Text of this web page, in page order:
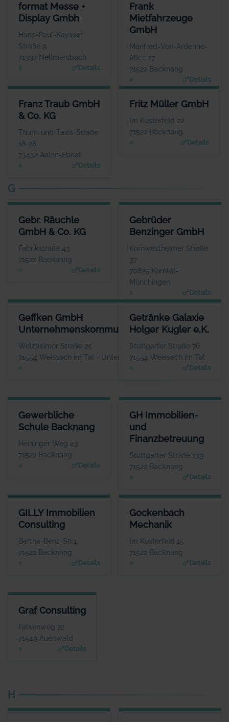
format Messe +
Display Gmbh
Hans-Paul-Kaysser
Straße 9
71397 Nellmersbach
Details
FORMAT MESSE + DISPLAY GMBH
ANSPRECHPARTNER
Frau Miriam Görner
www.formatdisplay.de
Frank
Mietfahrzeuge
GmbH
Manfred-Von-Ardenne-
Allee 17
71522 Backnang
Details
FRANK MIETFAHRZEUGE
Frau Janine
Franz Traub GmbH
& Co. KG
Thurn-und-Taxis-Straße
18-28
73432 Aalen-Ebnat
Details
FRANZ TRAUB GMBH & CO. KG
Herr Tobias Zehnder
WEBSITE
www.franz-traub.de
Fritz Müller GmbH
Im Kusterfeld 22
71522 Backnang
Details
FRITZ MÜLLER GMBH
Herr Manfred Böhret
www.fritzmueller.biz
G
Gebr. Räuchle
GmbH & Co. KG
Fabrikstraße 43
71522 Backnang
Details
GEBR. RÄUCHLE GMBH & CO. KG
Herr Maximilian Räuchle
www.raeuchle.com
Gebrüder
Benzinger GmbH
Kornwestheimer Straße
37
70825 Korntal-
Münchingen
Details
GEBRÜDER BENZINGER GMBH
ANSPRECHPARTNER
Herr Patrik Diewald
WEBSITE
www.gebrueder-benzinger.d
Geffken GmbH
Unternehmenskommunikation
Welzheimer Straße 25
71554 Weissach im Tal - Unterweissach
GEFFKEN GMBH UNTERNEHMENSKOMMUNIKATION
ANSPRECHPARTNER
Herr Thomas Geffken
WEBSITE
www.geffken.net
Getränke Galaxie
Holger Kugler e.K.
Stuttgarter Straße 76
71554 Weissach im Tal
Details
GETRÄNKE GALAXIE HOLGER
Herr
www.getraenke-
Gewerbliche
Schule Backnang
Heininger Weg 43
71522 Backnang
Details
GEWERBLICHE SCHULE BACKNANG
ANSPRECHPARTNER
Frau Isolde Fleuchaus
WEBSITE
GH Immobilien-
und
Finanzbetreuung
Stuttgarter Straße 139
71522 Backnang
Details
GH IMMOBILIEN- UND
GILLY Immobilien
Consulting
Bertha-Benz-Str.1
71522 Backnang
Details
GILLY IMMOBILIEN CONSULTING
Herr Marcel Gilly
www.gilly-immobilien.de
Gockenbach
Mechanik
Im Kusterfeld 15
71522 Backnang
Details
GOCKENBACH MECHANIK
ANSPRECHPARTNER
Frau Barbara Braun
www.gockenbach-faess
Graf Consulting
Falkenweg 22
71549 Auenwald
Details
GRAF CONSULTING
ANSPRECHPARTNER
Herr Charley Graf
WEBSITE
www.grafconsulting.eu
H